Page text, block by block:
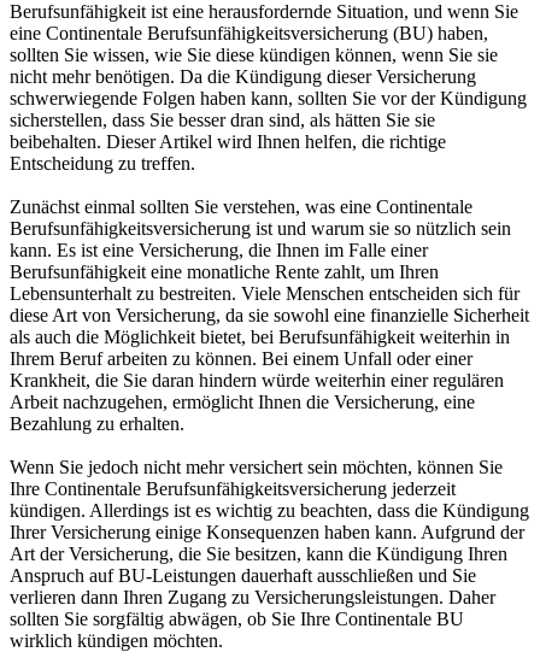
Berufsunfähigkeit ist eine herausfordernde Situation, und wenn Sie
eine Continentale Berufsunfähigkeitsversicherung (BU) haben,
sollten Sie wissen, wie Sie diese kündigen können, wenn Sie sie
nicht mehr benötigen. Da die Kündigung dieser Versicherung
schwerwiegende Folgen haben kann, sollten Sie vor der Kündigung
sicherstellen, dass Sie besser dran sind, als hätten Sie sie
beibehalten. Dieser Artikel wird Ihnen helfen, die richtige
Entscheidung zu treffen.
Zunächst einmal sollten Sie verstehen, was eine Continentale
Berufsunfähigkeitsversicherung ist und warum sie so nützlich sein
kann. Es ist eine Versicherung, die Ihnen im Falle einer
Berufsunfähigkeit eine monatliche Rente zahlt, um Ihren
Lebensunterhalt zu bestreiten. Viele Menschen entscheiden sich für
diese Art von Versicherung, da sie sowohl eine finanzielle Sicherheit
als auch die Möglichkeit bietet, bei Berufsunfähigkeit weiterhin in
Ihrem Beruf arbeiten zu können. Bei einem Unfall oder einer
Krankheit, die Sie daran hindern würde weiterhin einer regulären
Arbeit nachzugehen, ermöglicht Ihnen die Versicherung, eine
Bezahlung zu erhalten.
Wenn Sie jedoch nicht mehr versichert sein möchten, können Sie
Ihre Continentale Berufsunfähigkeitsversicherung jederzeit
kündigen. Allerdings ist es wichtig zu beachten, dass die Kündigung
Ihrer Versicherung einige Konsequenzen haben kann. Aufgrund der
Art der Versicherung, die Sie besitzen, kann die Kündigung Ihren
Anspruch auf BU-Leistungen dauerhaft ausschließen und Sie
verlieren dann Ihren Zugang zu Versicherungsleistungen. Daher
sollten Sie sorgfältig abwägen, ob Sie Ihre Continentale BU
wirklich kündigen möchten.